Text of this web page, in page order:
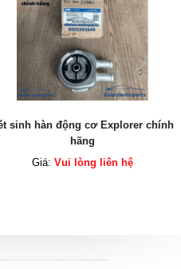
hàn động cơ Explorer chính
Vui lòng liên hệ